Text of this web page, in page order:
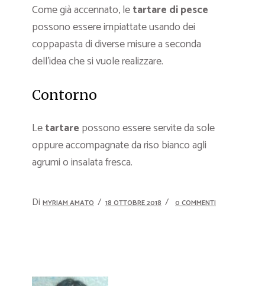
Come già accennato, letartare di pesce
possono essere impiattate usando dei
coppapasta di diverse misure a seconda
dell’idea che si vuole realizzare.
Contorno
Letartare possono essere servite da sole
oppure accompagnate da riso bianco agli
agrumi o insalata fresca.
Di MYRIAM AMATO 18 OTTOBRE 2018 0 COMMENTI